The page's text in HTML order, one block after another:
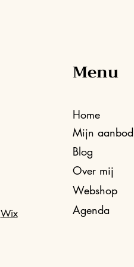
Wix
Menu
Home
Mijn aanbod
Blog
Over mij
Webshop
Agenda